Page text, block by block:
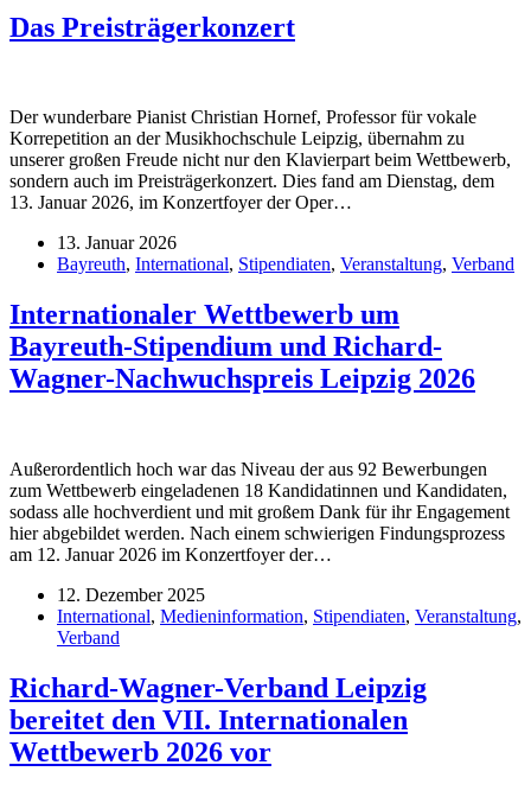
Das Preisträgerkonzert
Der wunderbare Pianist Christian Hornef, Professor für vokale
Korrepetition an der Musikhochschule Leipzig, übernahm zu
unserer großen Freude nicht nur den Klavierpart beim Wettbewerb,
sondern auch im Preisträgerkonzert. Dies fand am Dienstag, dem
13. Januar 2026, im Konzertfoyer der Oper…
13. Januar 2026
Bayreuth, International, Stipendiaten, Veranstaltung, Verband
Internationaler Wettbewerb um
Bayreuth-Stipendium und Richard-
Wagner-Nachwuchspreis Leipzig 2026
Außerordentlich hoch war das Niveau der aus 92 Bewerbungen
zum Wettbewerb eingeladenen 18 Kandidatinnen und Kandidaten,
sodass alle hochverdient und mit großem Dank für ihr Engagement
hier abgebildet werden. Nach einem schwierigen Findungsprozess
am 12. Januar 2026 im Konzertfoyer der…
12. Dezember 2025
International, Medieninformation, Stipendiaten, Veranstaltung,
Verband
Richard-Wagner-Verband Leipzig
bereitet den VII. Internationalen
Wettbewerb 2026 vor